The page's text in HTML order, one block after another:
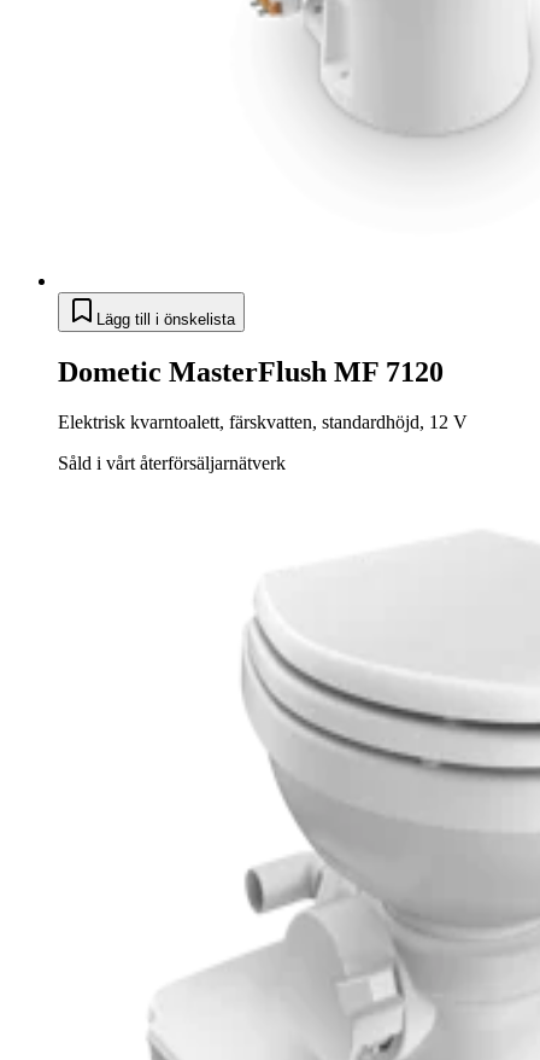
Lägg till i önskelista
Dometic MasterFlush MF 7120
Elektrisk kvarntoalett, färskvatten, standardhöjd, 12 V
Såld i vårt återförsäljarnätverk